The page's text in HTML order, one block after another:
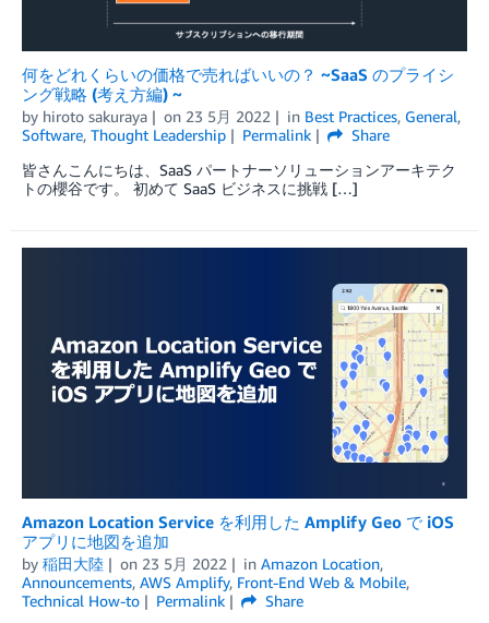
何をどれくらいの価格で売ればいいの？ ~SaaS のプライシ
ング戦略 (考え方編) ~
by hiroto sakuraya on 23 5月 2022 in Best Practices, General,
Software, Thought Leadership Permalink
Share
皆さんこんにちは、SaaS パートナーソリューションアーキテク
トの櫻谷です。 初めて SaaS ビジネスに挑戦 […]
Amazon Location Service を利用した Amplify Geo で iOS
アプリに地図を追加
by 稲田大陸 on 23 5月 2022 in Amazon Location,
Announcements, AWS Amplify, Front-End Web & Mobile,
Technical How-to
Permalink
Share